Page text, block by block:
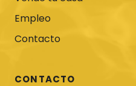
Empleo
Contacto
CONTACTO